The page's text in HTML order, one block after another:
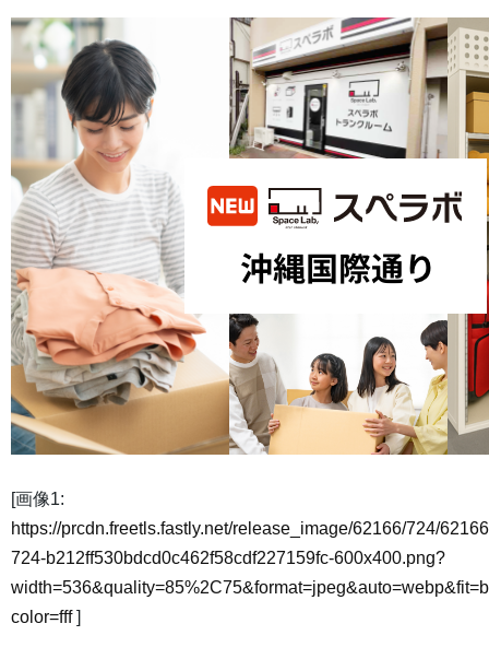
[画像1:
https://prcdn.freetls.fastly.net/release_image/62166/724/
724-b212ff530bdcd0c462f58cdf227159fc-600x400.png?
color=fff]